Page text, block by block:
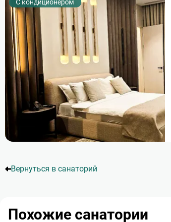
С кондиционером
страниц
Вернуться в санаторий
Похожие санатории